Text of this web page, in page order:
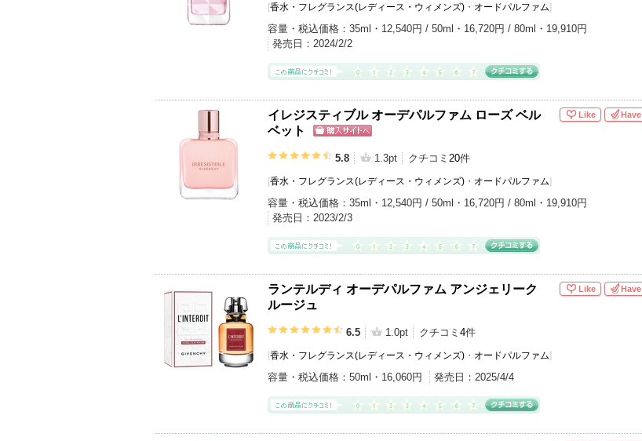
[香水・フレグランス(レディース・ウィメンズ) ・ オードパルファム]
容量・税込価格： 35ml・12,540円 / 50ml・16,720円 / 80ml・19,910円
発売日： 2024/2/2
イレジスティブル オーデパルファム ローズ ベル
ベット
グサイトへ
5.8 1.3pt クチコミ 20件
[香水・フレグランス(レディース・ウィメンズ) ・ オードパルファム]
容量・税込価格： 35ml・12,540円 / 50ml・16,720円 / 80ml・19,910円
発売日： 2023/2/3
Like Have
ランテルディ オーデパルファム アンジェリーク
ルージュ
6.5 1.0pt クチコミ 4件
[香水・フレグランス(レディース・ウィメンズ) ・ オードパルファム]
容量・税込価格： 50ml・16,060円 発売日： 2025/4/4
Like Have